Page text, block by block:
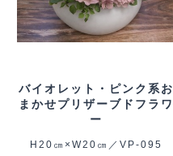
バイオレット・ピンク系お
まかせプリザーブドフラワ
ー
H20㎝×W20㎝／VP‐095